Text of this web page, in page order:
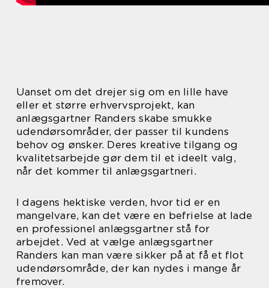
Uanset om det drejer sig om en lille have
eller et større erhvervsprojekt, kan
anlægsgartner Randers skabe smukke
udendørsområder, der passer til kundens
behov og ønsker. Deres kreative tilgang og
kvalitetsarbejde gør dem til et ideelt valg,
når det kommer til anlægsgartneri.
I dagens hektiske verden, hvor tid er en
mangelvare, kan det være en befrielse at lade
en professionel anlægsgartner stå for
arbejdet. Ved at vælge anlægsgartner
Randers kan man være sikker på at få et flot
udendørsområde, der kan nydes i mange år
fremover.